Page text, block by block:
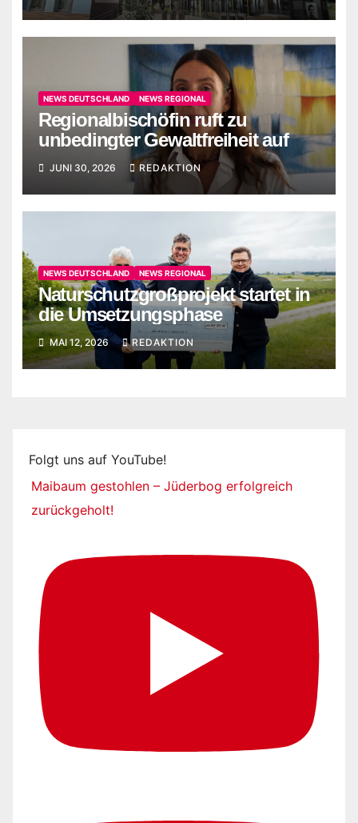
NEWS DEUTSCHLAND NEWS REGIONAL
Regionalbischöfin ruft zu
unbedingter Gewaltfreiheit auf
JUNI 30, 2026 REDAKTION
NEWS DEUTSCHLAND NEWS REGIONAL
Naturschutzgroßprojekt startet in
die Umsetzungsphase
MAI 12, 2026 REDAKTION
Folgt uns auf YouTube!
Maibaum gestohlen – Jüderbog erfolgreich
zurückgeholt!